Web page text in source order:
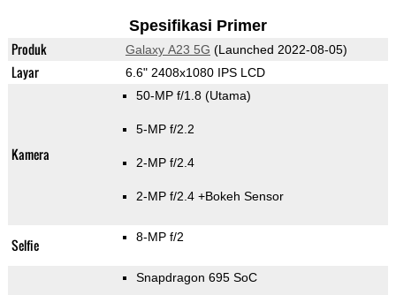
Spesifikasi Primer
Produk Galaxy A23 5G (Launched 2022-08-05)
Layar 6.6" 2408x1080 IPS LCD
Kamera
50-MP f/1.8 (Utama)
5-MP f/2.2
2-MP f/2.4
2-MP f/2.4 +Bokeh Sensor
Selfie 8-MP f/2
Snapdragon 695 SoC